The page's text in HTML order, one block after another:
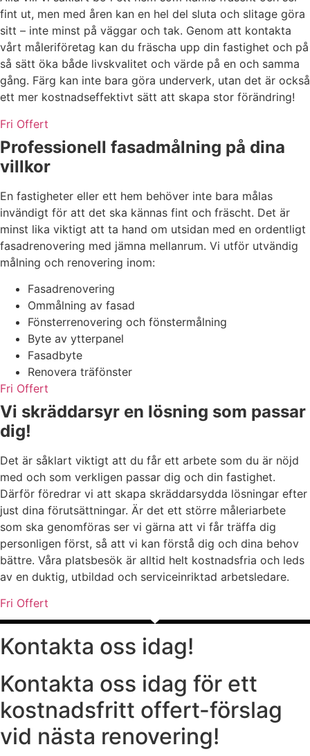
fint ut, men med åren kan en hel del sluta och slitage göra
sitt – inte minst på väggar och tak. Genom att kontakta
vårt måleriföretag kan du fräscha upp din fastighet och på
så sätt öka både livskvalitet och värde på en och samma
gång. Färg kan inte bara göra underverk, utan det är också
ett mer kostnadseffektivt sätt att skapa stor förändring!
Fri Offert
Professionell fasadmålning på dina
villkor
En fastigheter eller ett hem behöver inte bara målas
invändigt för att det ska kännas fint och fräscht. Det är
minst lika viktigt att ta hand om utsidan med en ordentligt
fasadrenovering med jämna mellanrum. Vi utför utvändig
målning och renovering inom:
Fasadrenovering
Ommålning av fasad
Fönsterrenovering och fönstermålning
Byte av ytterpanel
Fasadbyte
Renovera träfönster
Fri Offert
Vi skräddarsyr en lösning som passar
dig!
Det är såklart viktigt att du får ett arbete som du är nöjd
med och som verkligen passar dig och din fastighet.
Därför föredrar vi att skapa skräddarsydda lösningar efter
just dina förutsättningar. Är det ett större måleriarbete
som ska genomföras ser vi gärna att vi får träffa dig
personligen först, så att vi kan förstå dig och dina behov
bättre. Våra platsbesök är alltid helt kostnadsfria och leds
av en duktig, utbildad och serviceinriktad arbetsledare.
Fri Offert
Kontakta oss idag!
Kontakta oss idag för ett
kostnadsfritt offert-förslag
vid nästa renovering!